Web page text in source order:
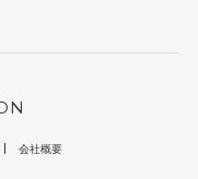
会社概要